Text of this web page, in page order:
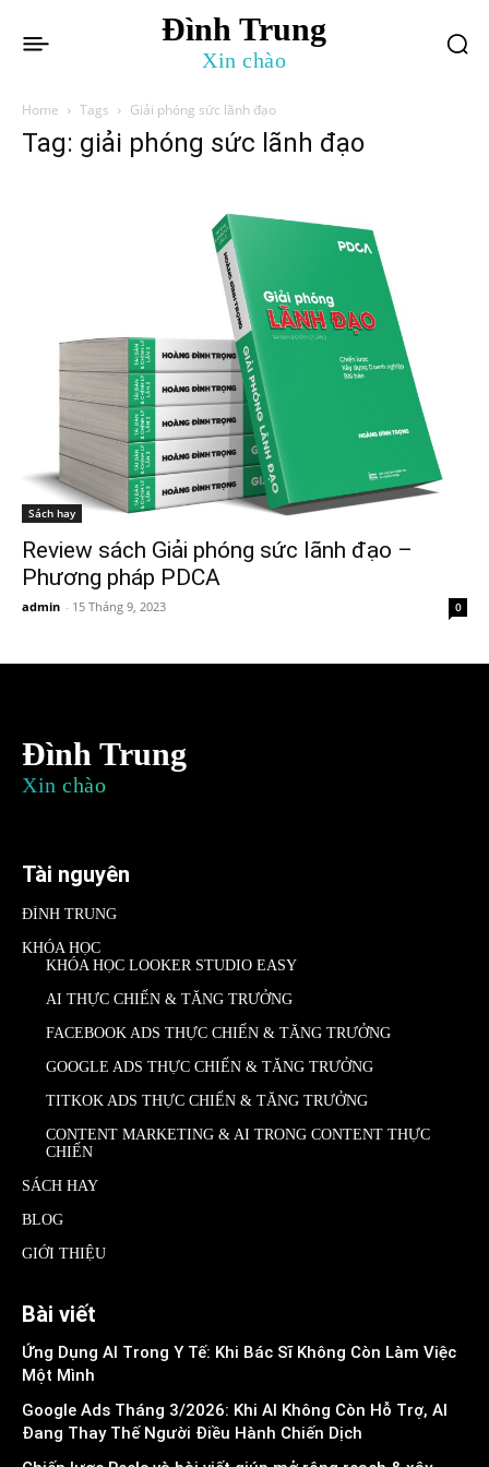
Đình Trung
Xin chào
Home Tags Giải phóng sức lãnh đạo
Tag: giải phóng sức lãnh đạo
Sách hay
Review sách Giải phóng sức lãnh đạo –
Phương pháp PDCA
admin - 15 Tháng 9, 2023 0
Đình Trung
Xin chào
Tài nguyên
ĐÌNH TRUNG
KHÓA HỌC
KHÓA HỌC LOOKER STUDIO EASY
AI THỰC CHIẾN & TĂNG TRƯỞNG
FACEBOOK ADS THỰC CHIẾN & TĂNG TRƯỞNG
GOOGLE ADS THỰC CHIẾN & TĂNG TRƯỞNG
TITKOK ADS THỰC CHIẾN & TĂNG TRƯỞNG
CONTENT MARKETING & AI TRONG CONTENT THỰC
CHIẾN
SÁCH HAY
BLOG
GIỚI THIỆU
Bài viết
Ứng Dụng AI Trong Y Tế: Khi Bác Sĩ Không Còn Làm Việc
Một Mình
Google Ads Tháng 3/2026: Khi AI Không Còn Hỗ Trợ, AI
Đang Thay Thế Người Điều Hành Chiến Dịch